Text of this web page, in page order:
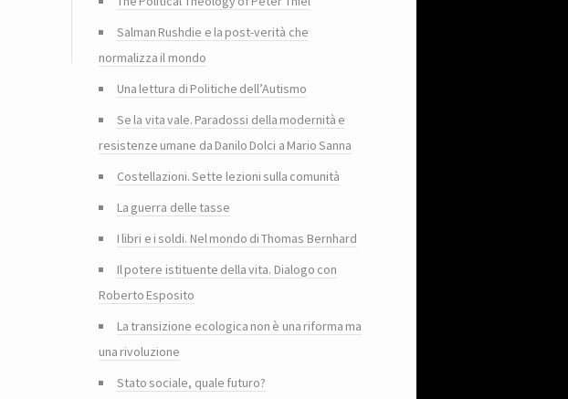
Salman Rushdie e la post-verità che
normalizza il mondo
Una lettura di Politiche dell’Autismo
Se la vita vale. Paradossi della modernità e
resistenze umane da Danilo Dolci a Mario Sanna
Costellazioni. Sette lezioni sulla comunità
La guerra delle tasse
I libri e i soldi. Nel mondo di Thomas Bernhard
Il potere istituente della vita. Dialogo con
Roberto Esposito
La transizione ecologica non è una riforma ma
una rivoluzione
Stato sociale, quale futuro?